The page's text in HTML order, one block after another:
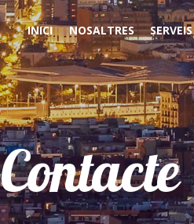
INICI NOSALTRES SERVEIS
Contacte